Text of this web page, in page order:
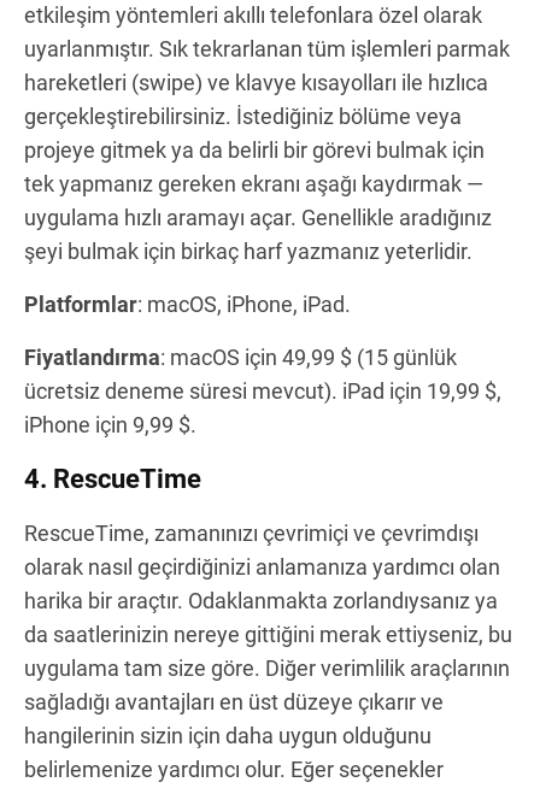
etkileşim yöntemleri akıllı telefonlara özel olarak
uyarlanmıştır. Sık tekrarlanan tüm işlemleri parmak
hareketleri (swipe) ve klavye kısayolları ile hızlıca
gerçekleştirebilirsiniz. İstediğiniz bölüme veya
projeye gitmek ya da belirli bir görevi bulmak için
tek yapmanız gereken ekranı aşağı kaydırmak —
uygulama hızlı aramayı açar. Genellikle aradığınız
şeyi bulmak için birkaç harf yazmanız yeterlidir.
Platformlar: macOS, iPhone, iPad.
Fiyatlandırma: macOS için 49,99 $ (15 günlük
ücretsiz deneme süresi mevcut). iPad için 19,99 $,
iPhone için 9,99 $.
4. RescueTime
RescueTime, zamanınızı çevrimiçi ve çevrimdışı
olarak nasıl geçirdiğinizi anlamanıza yardımcı olan
harika bir araçtır. Odaklanmakta zorlandıysanız ya
da saatlerinizin nereye gittiğini merak ettiyseniz, bu
uygulama tam size göre. Diğer verimlilik araçlarının
sağladığı avantajları en üst düzeye çıkarır ve
hangilerinin sizin için daha uygun olduğunu
belirlemenize yardımcı olur. Eğer seçenekler